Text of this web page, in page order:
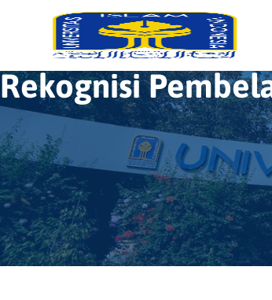
Rekognisi